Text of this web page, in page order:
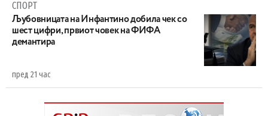
СПОРТ
Љубовницата на Инфантино добила чек со
шест цифри, првиот човек на ФИФА
демантира
пред 21 час